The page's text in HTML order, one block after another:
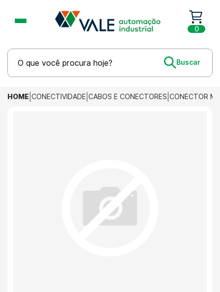
0
HOME CONECTIVIDADE CABOS E CONECTORES CONECTOR